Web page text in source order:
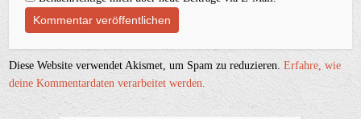
Diese Website verwendet Akismet, um Spam zu reduzieren.Erfahre, wie
deine Kommentardaten verarbeitet werden.